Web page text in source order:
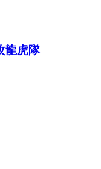
龍虎隊